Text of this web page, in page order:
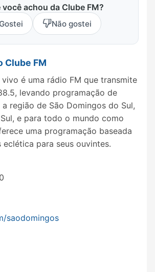
você achou da Clube FM?
Gostei Não gostei
Clube FM
vivo é uma rádio FM que transmite
levando programação de
região de São Domingos do Sul,
e para todo o mundo como
uma programação baseada
eclética para seus ouvintes.
saodomingos